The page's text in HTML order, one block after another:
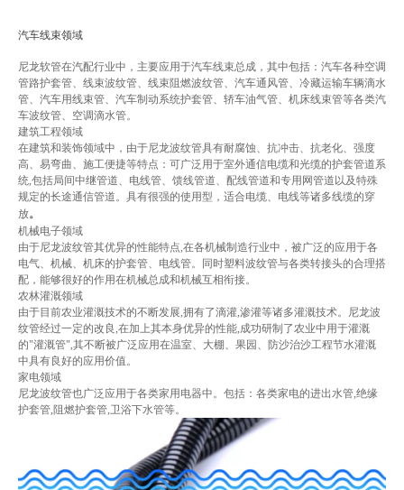
汽车线束领域
尼龙软管在汽配行业中，主要应用于汽车线束总成，其中包括：汽车各种空调
管路护套管、线束波纹管、线束阻燃波纹管、汽车通风管、冷藏运输车辆滴水
管、汽车用线束管、汽车制动系统护套管、轿车油气管、机床线束管等各类汽
车波纹管、空调滴水管。
建筑工程领域
在建筑和装饰领域中，由于尼龙波纹管具有耐腐蚀、抗冲击、抗老化、强度
高、易弯曲、施工便捷等特点：可广泛用于室外通信电缆和光缆的护套管道系
统,包括局间中继管道、电线管、馈线管道、配线管道和专用网管道以及特殊
规定的长途通信管道。具有很强的使用型，适合电缆、电线等诸多线缆的穿
放。
机械电子领域
由于尼龙波纹管其优异的性能特点,在各机械制造行业中，被广泛的应用于各
电气、机械、机床的护套管、电线管。同时塑料波纹管与各类转接头的合理搭
配，能够很好的作用在机械总成和机械互相衔接。
农林灌溉领域
由于目前农业灌溉技术的不断发展,拥有了滴灌,渗灌等诸多灌溉技术。尼龙波
纹管经过一定的改良,在加上其本身优异的性能,成功研制了农业中用于灌溉
的"灌溉管",其不断被广泛应用在温室、大棚、果园、防沙治沙工程节水灌溉
中具有良好的应用价值。
家电领域
尼龙波纹管也广泛应用于各类家用电器中。包括：各类家电的进出水管,绝缘
护套管,阻燃护套管,卫浴下水管等。